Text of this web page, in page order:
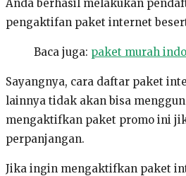
Anda berhasil melakukan
pengaktifan paket internet
Baca juga: paket murah
Sayangnya, cara daftar paket
lainnya tidak akan bisa
mengaktifkan paket promo ini
perpanjangan.
Jika ingin mengaktifkan paket